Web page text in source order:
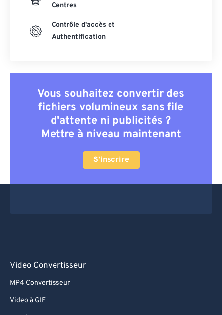
Centres
Contrôle d'accès et
Authentification
Vous souhaitez convertir des
fichiers volumineux sans file
d'attente ni publicités ?
Mettre à niveau maintenant
S'inscrire
Video Convertisseur
MP4 Convertisseur
Video à GIF